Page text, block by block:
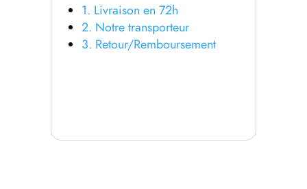
1. Livraison en 72h
2. Notre transporteur
3. Retour/Remboursement